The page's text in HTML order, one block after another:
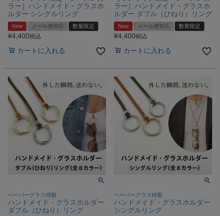
ラー］ハンドメイド・グラスホ
ルダー シングルリング
New メール便対応 数量限定
¥4,400税込
カートに入れる
ラー］ハンドメイド・グラスホ
ルダー ダブル（ひねり）リング
New メール便対応 数量限定
¥4,400税込
カートに入れる
ペーパーグラス特製
ハンドメイド・グラスホルダー
ダブル（ひねり）リング
ペーパーグラス特製
ハンドメイド・グラスホルダー
シングルリング